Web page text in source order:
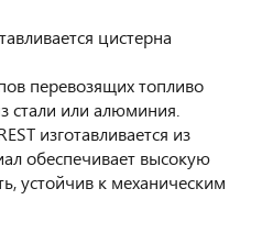
цистерна
перевозящих топливо
стали или алюминия.
изготавливается из
обеспечивает высокую
устойчив к механическим